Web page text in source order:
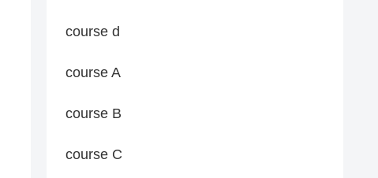
course d
course A
course B
course C